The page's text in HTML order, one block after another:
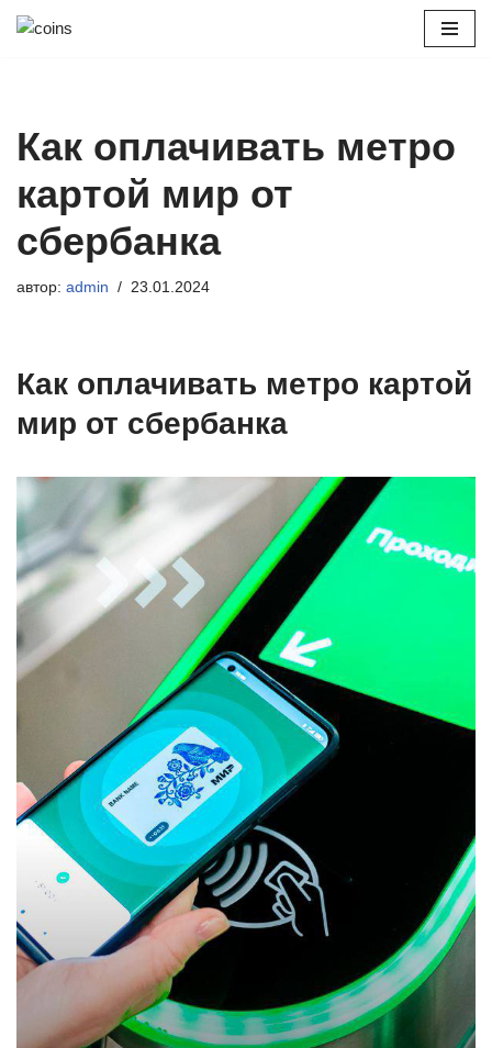
Как оплачивать метро
картой мир от
сбербанка
автор: admin 23.01.2024
Как оплачивать метро картой
мир от сбербанка